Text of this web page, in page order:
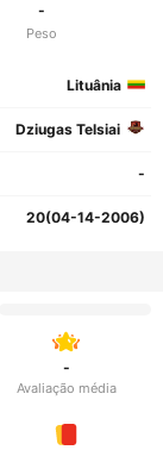
-
Peso
Lituânia
Dziugas Telsiai
-
20(04-14-2006)
-
Avaliação média